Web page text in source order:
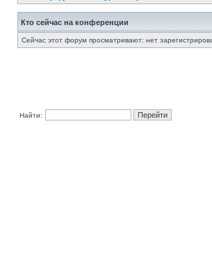
Кто сейчас на конференции
Сейчас этот форум просматривают: нет
Найти: